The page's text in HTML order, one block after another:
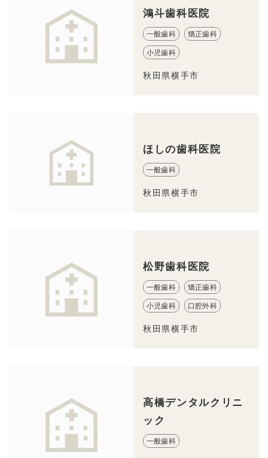
鴻斗歯科医院
一般歯科 矯正歯科
小児歯科
秋田県横手市
ほしの歯科医院
一般歯科
秋田県横手市
松野歯科医院
一般歯科 矯正歯科
小児歯科 口腔外科
秋田県横手市
高橋デンタルクリニ
ック
一般歯科